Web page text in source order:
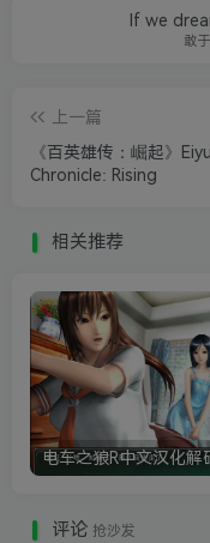
If we
敢
上一篇
《百英雄传：崛起》
Chronicle: Rising
相关推荐
评论 抢沙发